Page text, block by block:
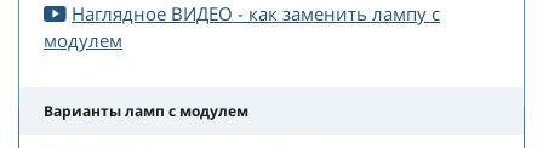
Наглядное ВИДЕО - как заменить лампу с
модулем
Варианты ламп с модулем